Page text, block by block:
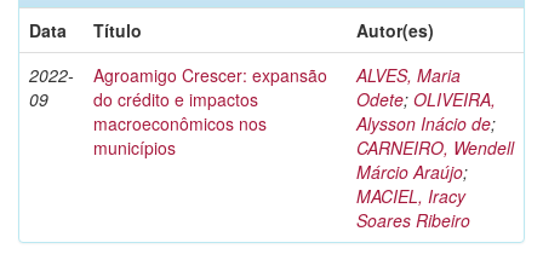
Data
Título
Autor(es)
2022-
09
Agroamigo Crescer: expansão
do crédito e impactos
macroeconômicos nos
municípios
ALVES, Maria
Odete; OLIVEIRA,
Alysson Inácio de;
CARNEIRO, Wendell
Márcio Araújo;
MACIEL, Iracy
Soares Ribeiro